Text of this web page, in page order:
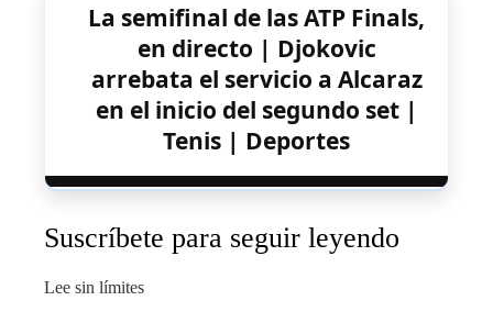
La semifinal de las ATP Finals,
en directo | Djokovic
arrebata el servicio a Alcaraz
en el inicio del segundo set |
Tenis | Deportes
Suscríbete para seguir leyendo
Lee sin límites